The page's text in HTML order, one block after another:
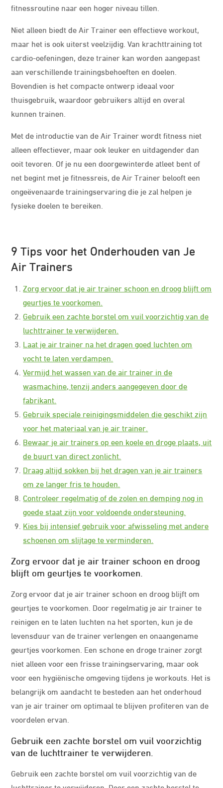
fitnessroutine naar een hoger niveau tillen.
Niet alleen biedt de Air Trainer een effectieve workout,
maar het is ook uiterst veelzijdig. Van krachttraining tot
cardio-oefeningen, deze trainer kan worden aangepast
aan verschillende trainingsbehoeften en doelen.
Bovendien is het compacte ontwerp ideaal voor
thuisgebruik, waardoor gebruikers altijd en overal
kunnen trainen.
Met de introductie van de Air Trainer wordt fitness niet
alleen effectiever, maar ook leuker en uitdagender dan
ooit tevoren. Of je nu een doorgewinterde atleet bent of
net begint met je fitnessreis, de Air Trainer belooft een
ongeëvenaarde trainingservaring die je zal helpen je
fysieke doelen te bereiken.
9 Tips voor het Onderhouden van Je
Air Trainers
Zorg ervoor dat je air trainer schoon en droog blijft om
geurtjes te voorkomen.
Gebruik een zachte borstel om vuil voorzichtig van de
luchttrainer te verwijderen.
Laat je air trainer na het dragen goed luchten om
vocht te laten verdampen.
Vermijd het wassen van de air trainer in de
wasmachine, tenzij anders aangegeven door de
fabrikant.
Gebruik speciale reinigingsmiddelen die geschikt zijn
voor het materiaal van je air trainer.
Bewaar je air trainers op een koele en droge plaats, uit
de buurt van direct zonlicht.
Draag altijd sokken bij het dragen van je air trainers
om ze langer fris te houden.
Controleer regelmatig of de zolen en demping nog in
goede staat zijn voor voldoende ondersteuning.
Kies bij intensief gebruik voor afwisseling met andere
schoenen om slijtage te verminderen.
Zorg ervoor dat je air trainer schoon en droog
blijft om geurtjes te voorkomen.
Zorg ervoor dat je air trainer schoon en droog blijft om
geurtjes te voorkomen. Door regelmatig je air trainer te
reinigen en te laten luchten na het sporten, kun je de
levensduur van de trainer verlengen en onaangename
geurtjes voorkomen. Een schone en droge trainer zorgt
niet alleen voor een frisse trainingservaring, maar ook
voor een hygiënische omgeving tijdens je workouts. Het is
belangrijk om aandacht te besteden aan het onderhoud
van je air trainer om optimaal te blijven profiteren van de
voordelen ervan.
Gebruik een zachte borstel om vuil voorzichtig
van de luchttrainer te verwijderen.
Gebruik een zachte borstel om vuil voorzichtig van de